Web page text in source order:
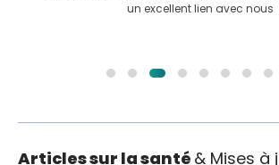
un excellent lien avec nous
Articles sur la santé & Mises à